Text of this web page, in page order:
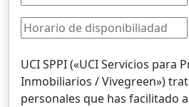
UCI SPPI («UCI Servicios para
Inmobiliarios / Vivegreen»)
personales que has facilitado